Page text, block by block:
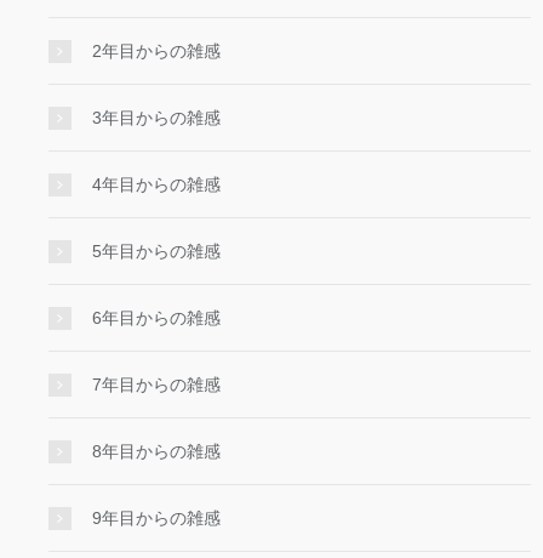
2年目からの雑感
3年目からの雑感
4年目からの雑感
5年目からの雑感
6年目からの雑感
7年目からの雑感
8年目からの雑感
9年目からの雑感